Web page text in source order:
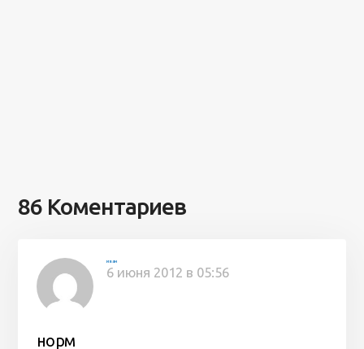
86 Коментариев
иван
6 июня 2012 в 05:56
норм